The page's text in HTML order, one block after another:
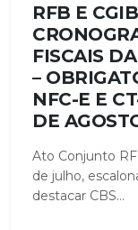
RFB E
FISCAIS
–
NFC-E E
DE
Ato Conjunto
de julho,
destacar CBS...